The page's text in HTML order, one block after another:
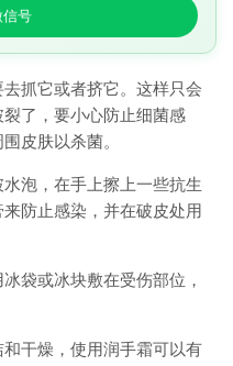
号
抓它或者挤它。这样只会
了，要小心防止细菌感
皮肤以杀菌。
泡，在手上擦上一些抗生
防止感染，并在破皮处用
袋或冰块敷在受伤部位，
干燥，使用润手霜可以有